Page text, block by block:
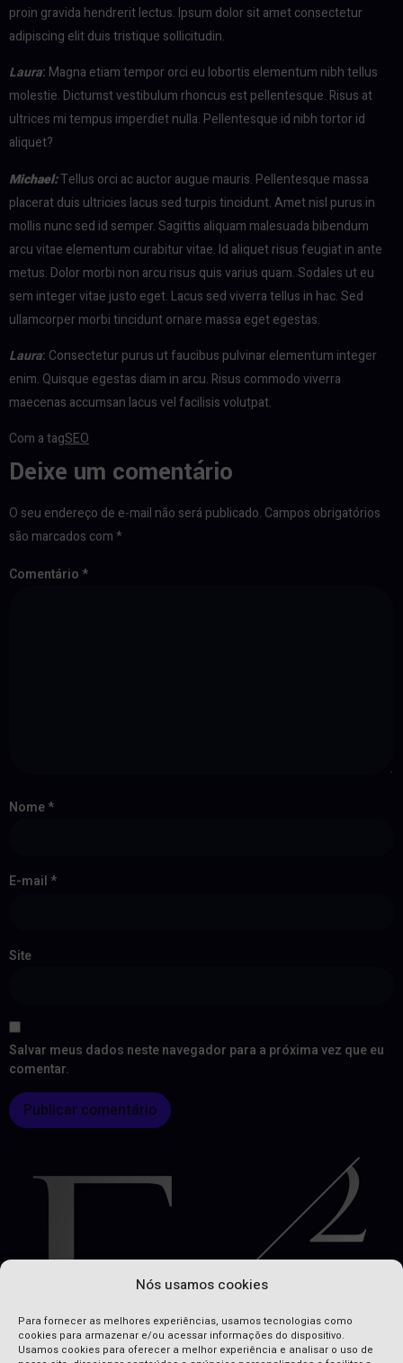
Nós usamos cookies
Para fornecer as melhores experiências, usamos tecnologias como
cookies para armazenar e/ou acessar informações do dispositivo.
Usamos cookies para oferecer a melhor experiência e analisar o uso de
proin gravida hendrerit lectus. Ipsum dolor sit amet consectetur
adipiscing elit duis tristique sollicitudin.
Laura: Magna etiam tempor orci eu lobortis elementum nibh tellus
molestie. Dictumst vestibulum rhoncus est pellentesque. Risus at
ultrices mi tempus imperdiet nulla. Pellentesque id nibh tortor id
aliquet?
Michael:Tellus orci ac auctor augue mauris. Pellentesque massa
placerat duis ultricies lacus sed turpis tincidunt. Amet nisl purus in
mollis nunc sed id semper. Sagittis aliquam malesuada bibendum
arcu vitae elementum curabitur vitae. Id aliquet risus feugiat in ante
metus. Dolor morbi non arcu risus quis varius quam. Sodales ut eu
sem integer vitae justo eget. Lacus sed viverra tellus in hac. Sed
ullamcorper morbi tincidunt ornare massa eget egestas.
Laura: Consectetur purus ut faucibus pulvinar elementum integer
enim. Quisque egestas diam in arcu. Risus commodo viverra
maecenas accumsan lacus vel facilisis volutpat.
Com a tagSEO
Deixe um comentário
O seu endereço de e-mail não será publicado. Campos obrigatórios
são marcados com*
Comentário *
Nome*
E-mail *
Site
Salvar meus dados neste navegador para a próxima vez que eu
comentar.